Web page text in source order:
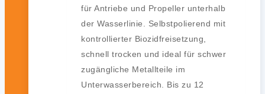
für Antriebe und Propeller unterhalb
der Wasserlinie. Selbstpolierend mit
kontrollierter Biozidfreisetzung,
schnell trocken und ideal für schwer
zugängliche Metallteile im
Unterwasserbereich. Bis zu 12